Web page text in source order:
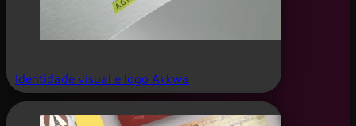
Identidade visual e logo Akkwa